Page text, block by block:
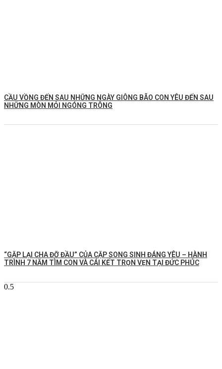
CẦU VỒNG ĐẾN SAU NHỮNG NGÀY GIÔNG BÃO CON YÊU ĐẾN SAU
NHỮNG MÒN MỎI NGÓNG TRÔNG
️“GẶP LẠI CHA ĐỠ ĐẦU” CỦA CẶP SONG SINH ĐÁNG YÊU – HÀNH
TRÌNH 7 NĂM TÌM CON VÀ CÁI KẾT TRỌN VẸN TẠI ĐỨC PHÚC